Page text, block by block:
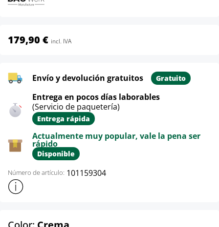
179,90 € incl. IVA
Envío y devolución gratuitos Gratuito
Entrega en pocos días laborables
(Servicio de paquetería)
Entrega rápida
Actualmente muy popular, vale la pena ser
rápido
Disponible
Número de artículo: 101159304
Mostrar más información sobre el producto